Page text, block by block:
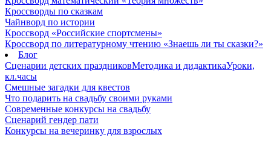
Кроссворды по сказкам
Чайнворд по истории
Кроссворд «Российские спортсмены»
Кроссворд по литературному чтению «Знаешь ли ты сказки?»
Блог
Сценарии детских праздниковМетодика и дидактикаУроки,
кл.часы
Смешные загадки для квестов
Что подарить на свадьбу своими руками
Современные конкурсы на свадьбу
Сценарий гендер пати
Конкурсы на вечеринку для взрослых